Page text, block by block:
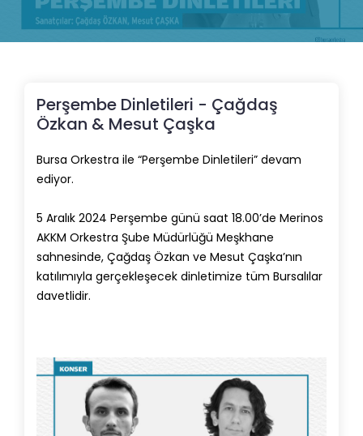
Perşembe Dinletileri - Çağdaş
Özkan & Mesut Çaşka
Bursa Orkestra ile “Perşembe Dinletileri” devam
ediyor.
5 Aralık 2024 Perşembe günü saat 18.00’de Merinos
AKKM Orkestra Şube Müdürlüğü Meşkhane
sahnesinde, Çağdaş Özkan ve Mesut Çaşka’nın
katılımıyla gerçekleşecek dinletimize tüm Bursalılar
davetlidir.